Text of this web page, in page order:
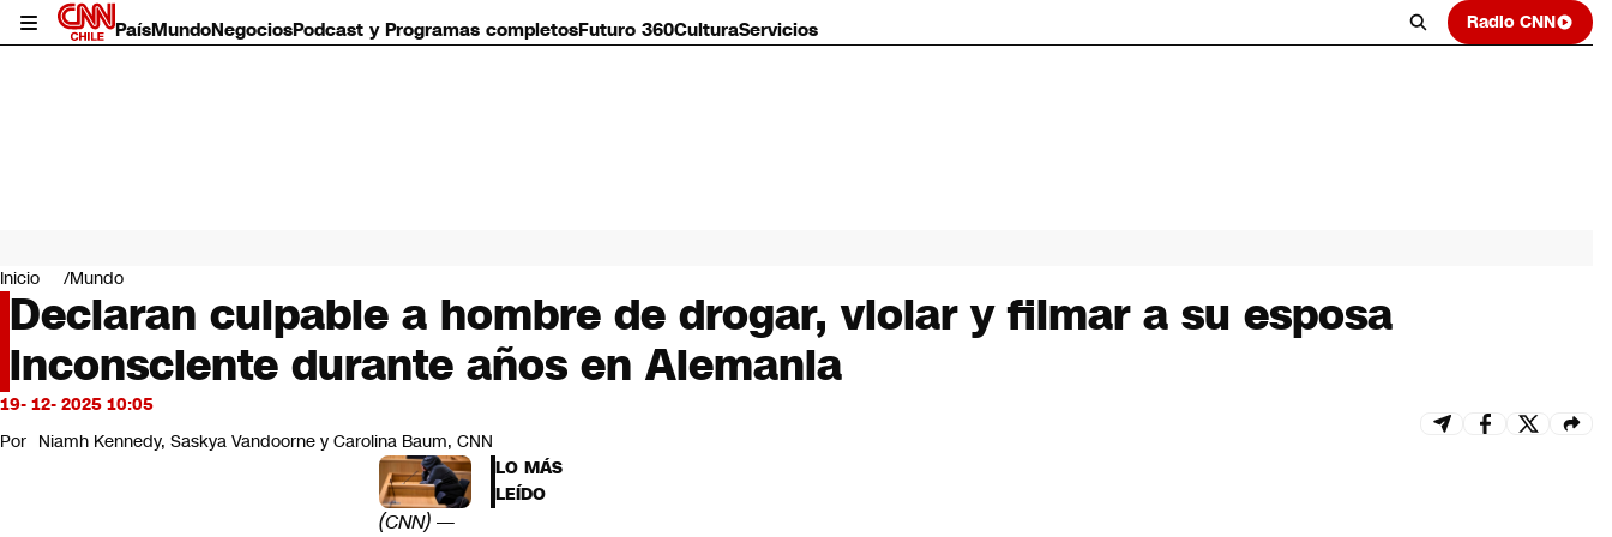
PaísMundoNegociosPodcast y Programas completosFuturo 360CulturaServicios Radio CNN
Mundo
Negocios
Deportes
Programas completos
Cultura
Servicios
Bits
CNN Data
Inicio Mundo
Declaran culpable a hombre de drogar, violar y filmar a su esposa
inconsciente durante años en Alemania
19- 12- 2025 10:05
Por Niamh Kennedy, Saskya Vandoorne y Carolina Baum, CNN
(CNN) —
LO MÁS
LEÍDO